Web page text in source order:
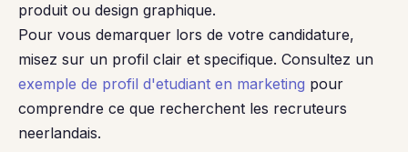
produit ou design graphique.
Pour vous demarquer lors de votre candidature,
misez sur un profil clair et specifique. Consultez un
exemple de profil d'etudiant en marketing pour
comprendre ce que recherchent les recruteurs
neerlandais.